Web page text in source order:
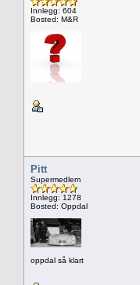
Innlegg: 604
Bosted: M&R
Pitt
Supermedlem
Innlegg: 1278
Bosted: Oppdal
oppdal så klart